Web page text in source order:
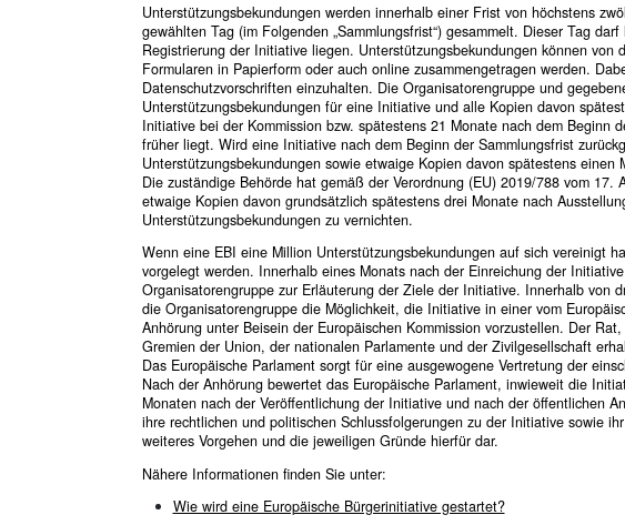
Unterstützungsbekundungen werden innerhalb einer Frist von höchstens
gewählten Tag (im Folgenden „Sammlungsfrist“) gesammelt. Dieser Tag
Registrierung der Initiative liegen. Unterstützungsbekundungen können von
Formularen in Papierform oder auch online zusammengetragen werden.
Datenschutzvorschriften einzuhalten. Die Organisatorengruppe und
Unterstützungsbekundungen für eine Initiative und alle Kopien davon
Initiative bei der Kommission bzw. spätestens 21 Monate nach dem Beginn
früher liegt. Wird eine Initiative nach dem Beginn der Sammlungsfrist
Unterstützungsbekundungen sowie etwaige Kopien davon spätestens
Die zuständige Behörde hat gemäß der Verordnung (EU) 2019/788 vom
etwaige Kopien davon grundsätzlich spätestens drei Monate nach
Unterstützungsbekundungen zu vernichten.
Wenn eine EBI eine Million Unterstützungsbekundungen auf sich vereinigt
vorgelegt werden. Innerhalb eines Monats nach der Einreichung der
Organisatorengruppe zur Erläuterung der Ziele der Initiative. Innerhalb von
die Organisatorengruppe die Möglichkeit, die Initiative in einer vom
Anhörung unter Beisein der Europäischen Kommission vorzustellen. Der
Gremien der Union, der nationalen Parlamente und der Zivilgesellschaft
Das Europäische Parlament sorgt für eine ausgewogene Vertretung der
Nach der Anhörung bewertet das Europäische Parlament, inwieweit die
Monaten nach der Veröffentlichung der Initiative und nach der öffentlichen
ihre rechtlichen und politischen Schlussfolgerungen zu der Initiative sowie
weiteres Vorgehen und die jeweiligen Gründe hierfür dar.
Nähere Informationen finden Sie unter:
Wie wird eine Europäische Bürgerinitiative gestartet?